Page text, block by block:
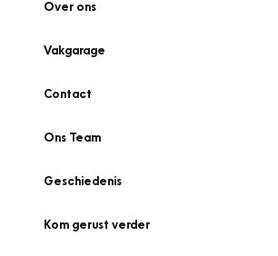
Over ons
Vakgarage
Contact
Ons Team
Geschiedenis
Kom gerust verder